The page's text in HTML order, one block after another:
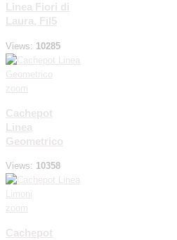
Linea Fiori di
Laura, Fil5
Views: 10285
zoom
Cachepot
Linea
Geometrico
Views: 10358
zoom
Cachepot